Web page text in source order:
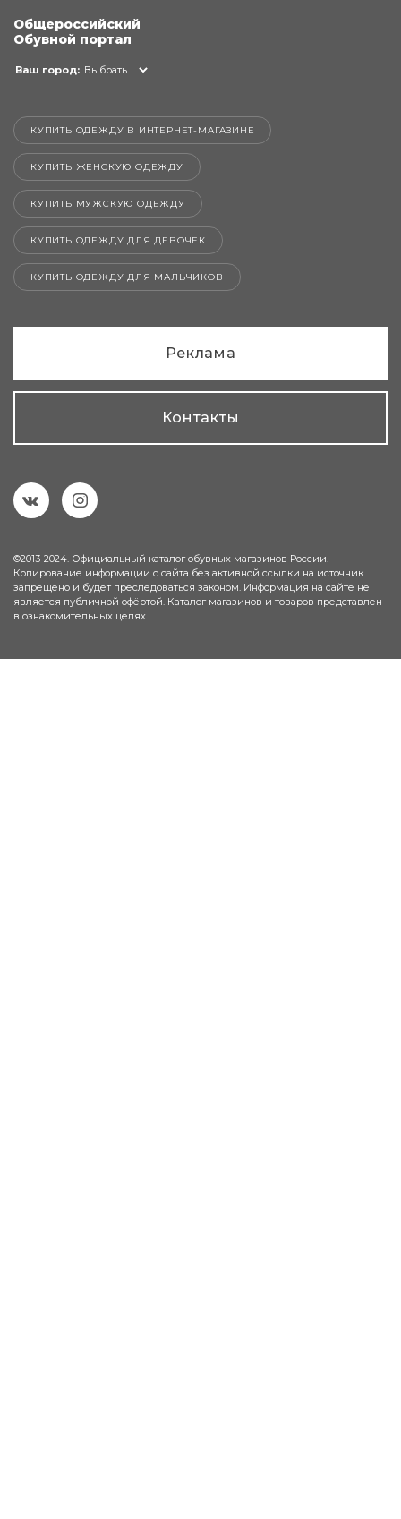
Общероссийский
Обувной портал
Ваш город: Выбрать
КУПИТЬ ОДЕЖДУ В ИНТЕРНЕТ-МАГАЗИНЕ
КУПИТЬ ЖЕНСКУЮ ОДЕЖДУ
КУПИТЬ МУЖСКУЮ ОДЕЖДУ
КУПИТЬ ОДЕЖДУ ДЛЯ ДЕВОЧЕК
КУПИТЬ ОДЕЖДУ ДЛЯ МАЛЬЧИКОВ
Реклама
Контакты
©2013-2024. Официальный каталог обувных магазинов России.
Копирование информации с сайта без активной ссылки на источник
запрещено и будет преследоваться законом. Информация на сайте не
является публичной офёртой. Каталог магазинов и товаров представлен
в ознакомительных целях.